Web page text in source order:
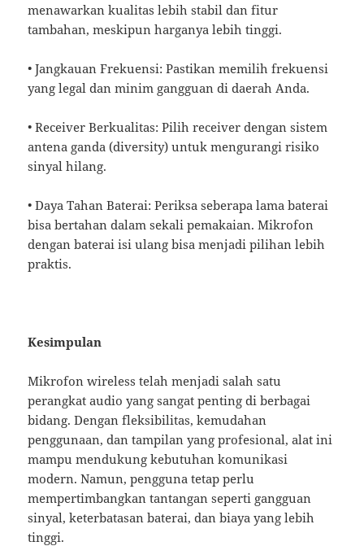
menawarkan kualitas lebih stabil dan fitur
tambahan, meskipun harganya lebih tinggi.
• Jangkauan Frekuensi: Pastikan memilih frekuensi
yang legal dan minim gangguan di daerah Anda.
• Receiver Berkualitas: Pilih receiver dengan sistem
antena ganda (diversity) untuk mengurangi risiko
sinyal hilang.
• Daya Tahan Baterai: Periksa seberapa lama baterai
bisa bertahan dalam sekali pemakaian. Mikrofon
dengan baterai isi ulang bisa menjadi pilihan lebih
praktis.
Kesimpulan
Mikrofon wireless telah menjadi salah satu
perangkat audio yang sangat penting di berbagai
bidang. Dengan fleksibilitas, kemudahan
penggunaan, dan tampilan yang profesional, alat ini
mampu mendukung kebutuhan komunikasi
modern. Namun, pengguna tetap perlu
mempertimbangkan tantangan seperti gangguan
sinyal, keterbatasan baterai, dan biaya yang lebih
tinggi.